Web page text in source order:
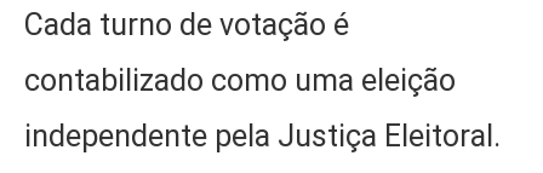
Cada turno de votação é
contabilizado como uma eleição
independente pela Justiça Eleitoral.